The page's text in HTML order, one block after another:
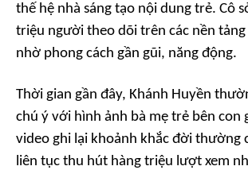
thế hệ nhà sáng tạo nội dung trẻ. Cô
triệu người theo dõi trên các nền tảng
nhờ phong cách gần gũi, năng động.
Thời gian gần đây, Khánh Huyền
chú ý với hình ảnh bà mẹ trẻ bên con
video ghi lại khoảnh khắc đời thường
liên tục thu hút hàng triệu lượt xem